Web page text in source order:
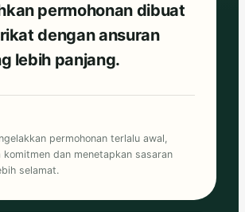
permohonan dibuat
dengan ansuran
lebih panjang.
permohonan terlalu awal,
komitmen dan menetapkan sasaran
selamat.